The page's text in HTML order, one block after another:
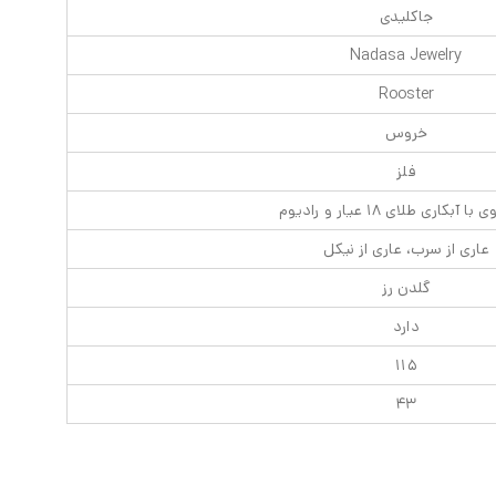
جاکلیدی
Nadasa Jewelry
Rooster
خروس
فلز
آبکاری طلای ۱۸ عیار و رادیوم
عاری از سرب، عاری از نیکل
گلدن رز
دارد
۱۱۵
۴۳